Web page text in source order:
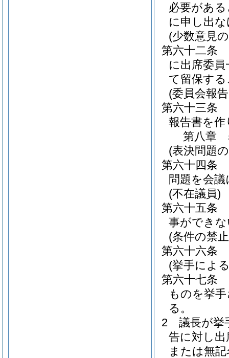
必要があ
に申し出
(少数意見
第六十二条
に出席委
て留保す
(委員会報
第六十三条
報告書を
第八章
(表決問題
第六十四条
問題を会
(不在議員)
第六十五条
事ができ
(条件の禁
第六十六条
(挙手によ
第六十七条
ものを挙
る。
2
議長が挙
告に対し
または無